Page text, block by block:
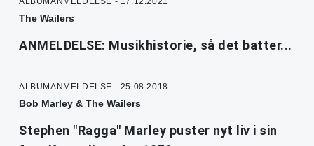
The Wailers
ANMELDELSE: Musikhistorie, så det batter...
ALBUMANMELDELSE - 25.08.2018
Bob Marley & The Wailers
Stephen "Ragga" Marley puster nyt liv i sin